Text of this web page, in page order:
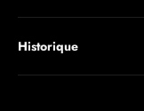
Historique